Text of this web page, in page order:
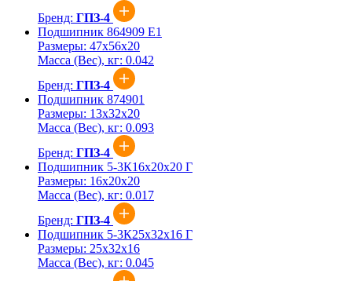
Бренд: ГПЗ-4
Подшипник 864909 Е1
Размеры: 47x56x20
Масса (Вес), кг: 0.042
Бренд: ГПЗ-4
Подшипник 874901
Размеры: 13x32x20
Масса (Вес), кг: 0.093
Бренд: ГПЗ-4
Подшипник 5-3К16х20х20 Г
Размеры: 16x20x20
Масса (Вес), кг: 0.017
Бренд: ГПЗ-4
Подшипник 5-3К25х32х16 Г
Размеры: 25x32x16
Масса (Вес), кг: 0.045